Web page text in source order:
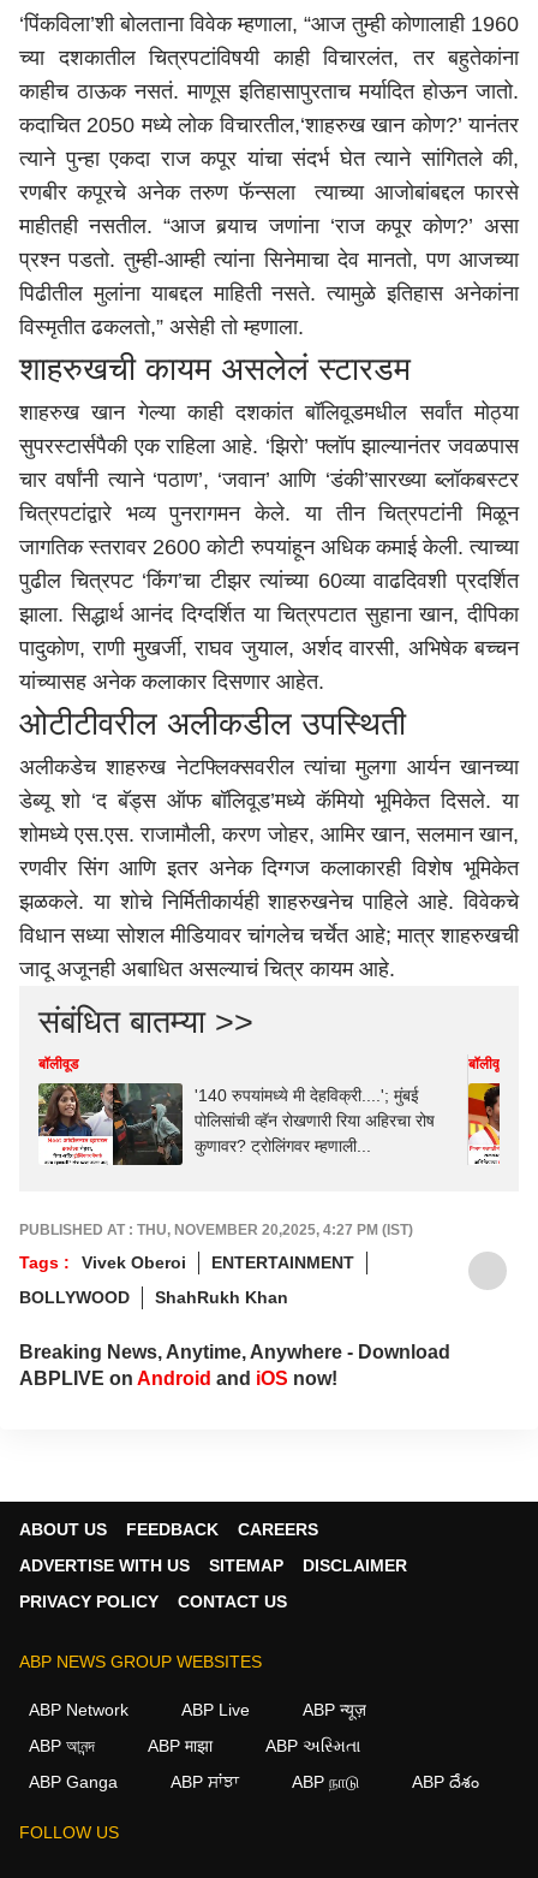
‘पिंकविला’शी बोलताना विवेक म्हणाला, “आज तुम्ही कोणालाही 1960
च्या दशकातील चित्रपटांविषयी काही विचारलंत, तर बहुतेकांना
काहीच ठाऊक नसतं. माणूस इतिहासापुरताच मर्यादित होऊन जातो.
कदाचित 2050 मध्ये लोक विचारतील,‘शाहरुख खान कोण?’ यानंतर
त्याने पुन्हा एकदा राज कपूर यांचा संदर्भ घेत त्याने सांगितले की,
रणबीर कपूरचे अनेक तरुण फॅन्सला त्याच्या आजोबांबद्दल फारसे
माहीतही नसतील. “आज बर्‍याच जणांना ‘राज कपूर कोण?’ असा
प्रश्न पडतो. तुम्ही-आम्ही त्यांना सिनेमाचा देव मानतो, पण आजच्या
पिढीतील मुलांना याबद्दल माहिती नसते. त्यामुळे इतिहास अनेकांना
विस्मृतीत ढकलतो,” असेही तो म्हणाला.
शाहरुखची कायम असलेलं स्टारडम
शाहरुख खान गेल्या काही दशकांत बॉलिवूडमधील सर्वांत मोठ्या
सुपरस्टार्सपैकी एक राहिला आहे. ‘झिरो’ फ्लॉप झाल्यानंतर जवळपास
चार वर्षांनी त्याने ‘पठाण’, ‘जवान’ आणि ‘डंकी’सारख्या ब्लॉकबस्टर
चित्रपटांद्वारे भव्य पुनरागमन केले. या तीन चित्रपटांनी मिळून
जागतिक स्तरावर 2600 कोटी रुपयांहून अधिक कमाई केली. त्याच्या
पुढील चित्रपट ‘किंग’चा टीझर त्यांच्या 60व्या वाढदिवशी प्रदर्शित
झाला. सिद्धार्थ आनंद दिग्दर्शित या चित्रपटात सुहाना खान, दीपिका
पादुकोण, राणी मुखर्जी, राघव जुयाल, अर्शद वारसी, अभिषेक बच्चन
यांच्यासह अनेक कलाकार दिसणार आहेत.
ओटीटीवरील अलीकडील उपस्थिती
अलीकडेच शाहरुख नेटफ्लिक्सवरील त्यांचा मुलगा आर्यन खानच्या
डेब्यू शो ‘द बॅड्स ऑफ बॉलिवूड’मध्ये कॅमियो भूमिकेत दिसले. या
शोमध्ये एस.एस. राजामौली, करण जोहर, आमिर खान, सलमान खान,
रणवीर सिंग आणि इतर अनेक दिग्गज कलाकारही विशेष भूमिकेत
झळकले. या शोचे निर्मितीकार्यही शाहरुखनेच पाहिले आहे. विवेकचे
विधान सध्या सोशल मीडियावर चांगलेच चर्चेत आहे; मात्र शाहरुखची
जादू अजूनही अबाधित असल्याचं चित्र कायम आहे.
संबंधित बातम्या >>
बॉलीवूड
'140 रुपयांमध्ये मी देहविक्री....'; मुंबई
पोलिसांची व्हॅन रोखणारी रिया अहिरचा रोष
कुणावर? ट्रोलिंगवर म्हणाली...
बॉलीवूड
PUBLISHED AT : THU, NOVEMBER 20,2025, 4:27 PM (IST)
Tags : Vivek Oberoi
ENTERTAINMENT
BOLLYWOOD
ShahRukh Khan
Breaking News, Anytime, Anywhere - Download
ABPLIVE on Android and iOS now!
ABOUT US FEEDBACK
CAREERS
ADVERTISE WITH US
SITEMAP
DISCLAIMER
PRIVACY POLICY
CONTACT US
ABP NEWS GROUP WEBSITES
ABP Network ABP Live
ABP न्यूज़
ABP আনন্দ
ABP माझा
ABP અસ્મિતા
ABP Ganga
ABP ਸਾਂਝਾ ABP நாடு ABP దేశం
FOLLOW US